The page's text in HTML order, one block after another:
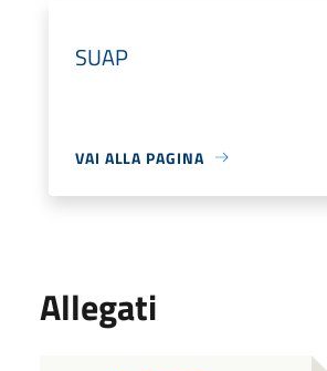
SUAP
VAI ALLA PAGINA
Allegati